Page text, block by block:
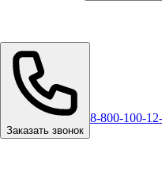
Заказать звонок
8-800-100-